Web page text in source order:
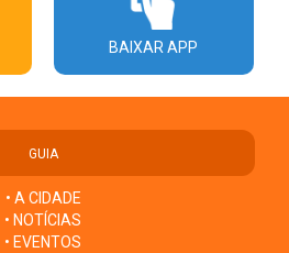
BAIXAR APP
GUIA
• A CIDADE
• NOTÍCIAS
• EVENTOS